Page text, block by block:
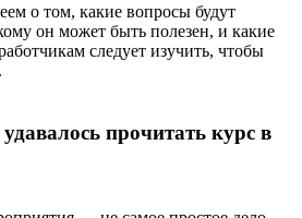
о том, какие вопросы будут
он может быть полезен, и какие
следует изучить, чтобы
прочитать курс в